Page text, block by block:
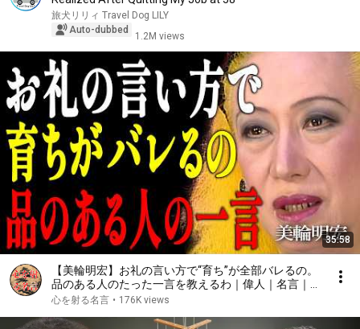
旅犬リリィ Travel Dog LILY
Auto-dubbed
1.2M views
35:58
【美輪明宏】お礼の言い方で“育ち”が全部バレるの。
品のある人のたった一言を教えるわ｜偉人｜名言｜言
葉の力｜人生哲学｜
心を射る名言 • 176K views